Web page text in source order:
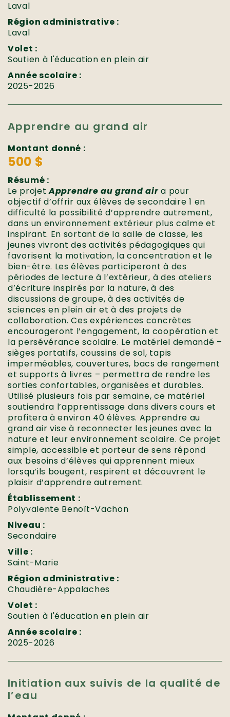
Laval
Région administrative :
Laval
Volet :
Soutien à l'éducation en plein air
Année scolaire :
2025-2026
Apprendre au grand air
Montant donné :
500 $
Résumé :
Le projetApprendre au grand aira pour
objectif d’offrir aux élèves de secondaire 1 en
difficulté la possibilité d’apprendre autrement,
dans un environnement extérieur plus calme et
inspirant. En sortant de la salle de classe, les
jeunes vivront des activités pédagogiques qui
favorisent la motivation, la concentration et le
bien-être. Les élèves participeront à des
périodes de lecture à l’extérieur, à des ateliers
d’écriture inspirés par la nature, à des
discussions de groupe, à des activités de
sciences en plein air et à des projets de
collaboration. Ces expériences concrètes
encourageront l’engagement, la coopération et
la persévérance scolaire. Le matériel demandé –
sièges portatifs, coussins de sol, tapis
imperméables, couvertures, bacs de rangement
et supports à livres – permettra de rendre les
sorties confortables, organisées et durables.
Utilisé plusieurs fois par semaine, ce matériel
soutiendra l’apprentissage dans divers cours et
profitera à environ 40 élèves. Apprendre au
grand air vise à reconnecter les jeunes avec la
nature et leur environnement scolaire. Ce projet
simple, accessible et porteur de sens répond
aux besoins d’élèves qui apprennent mieux
lorsqu’ils bougent, respirent et découvrent le
plaisir d’apprendre autrement.
Établissement :
Polyvalente Benoît-Vachon
Niveau :
Secondaire
Ville :
Saint-Marie
Région administrative :
Chaudière-Appalaches
Volet :
Soutien à l'éducation en plein air
Année scolaire :
2025-2026
Initiation aux suivis de la qualité de
l’eau